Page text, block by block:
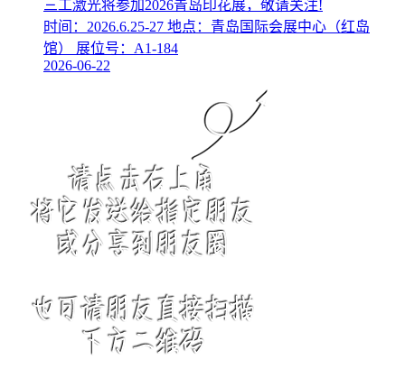
三工激光将参加2026青岛印花展，敬请关注!
时间：2026.6.25-27 地点：青岛国际会展中心（红岛
馆） 展位号：A1-184
2026-06-22